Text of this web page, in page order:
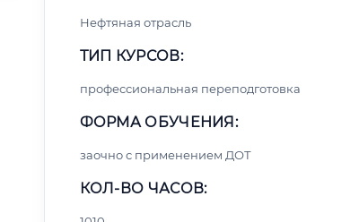
Нефтяная отрасль
ТИП КУРСОВ:
профессиональная переподготовка
ФОРМА ОБУЧЕНИЯ:
заочно с применением ДОТ
КОЛ-ВО ЧАСОВ: